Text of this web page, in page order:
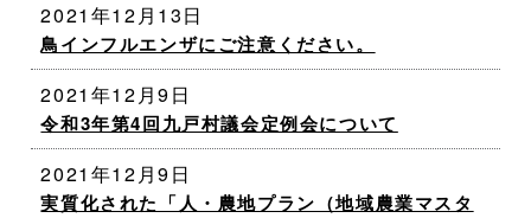
2021年12月13日
鳥インフルエンザにご注意ください。
2021年12月9日
令和3年第4回九戸村議会定例会について
2021年12月9日
実質化された「人・農地プラン（地域農業マスタ